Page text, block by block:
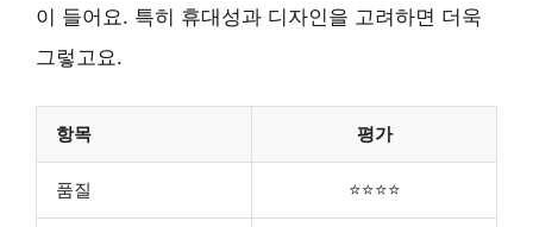
이 들어요. 특히 휴대성과 디자인을 고려하면 더욱
그렇고요.
항목 평가
품질 ⭐⭐⭐⭐